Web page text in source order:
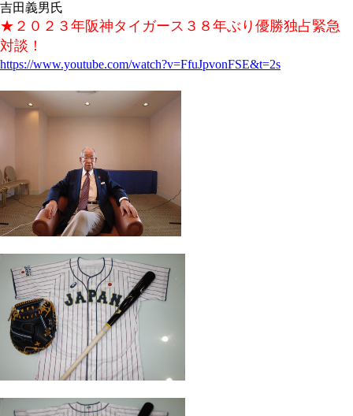
吉田義男氏
★２０２３年阪神タイガース３８年ぶり優勝独占緊急
対談！
https://www.youtube.com/watch?v=FfuJpvonFSE&t=2s